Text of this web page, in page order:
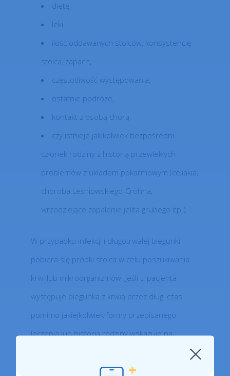
dietę,
leki,
ilość oddawanych stolców, konsystencję
stolca, zapach,
częstotliwość występowania,
ostatnie podróże,
kontakt z osobą chorą,
czy istnieje jakikolwiek bezpośredni
członek rodziny z historią przewlekłych
problemów z układem pokarmowym (celiakia,
choroba Leśniowskiego-Crohna,
wrzodziejące zapalenie jelita grubego itp.).
W przypadku infekcji i długotrwałej biegunki
pobiera się próbki stolca w celu poszukiwania
krwi lub mikroorganizmów. Jeśli u pacjenta
występuje biegunka z krwią przez długi czas
pomimo jakiejkolwiek formy przepisanego
leczenia lub historia rodziny wskazuje na
poprosić o bardziej inwazyjną procedurę zwaną